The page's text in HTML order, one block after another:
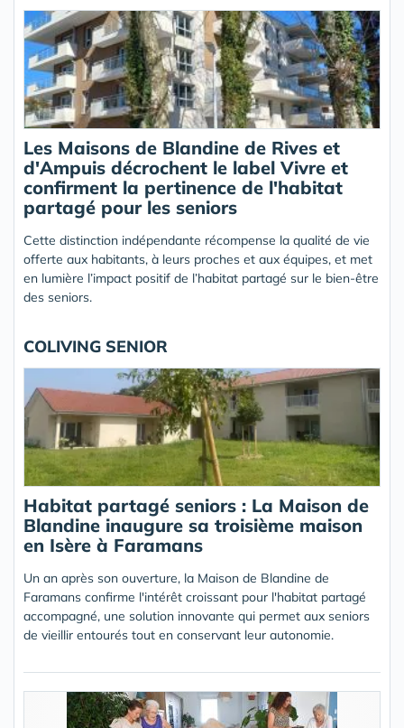
Les Maisons de Blandine de Rives et
d'Ampuis décrochent le label Vivre et
confirment la pertinence de l'habitat
partagé pour les seniors
Cette distinction indépendante récompense la qualité de vie
offerte aux habitants, à leurs proches et aux équipes, et met
en lumière l’impact positif de l’habitat partagé sur le bien-être
des seniors.
COLIVING SENIOR
Habitat partagé seniors : La Maison de
Blandine inaugure sa troisième maison
en Isère à Faramans
Un an après son ouverture, la Maison de Blandine de
Faramans confirme l'intérêt croissant pour l'habitat partagé
accompagné, une solution innovante qui permet aux seniors
de vieillir entourés tout en conservant leur autonomie.